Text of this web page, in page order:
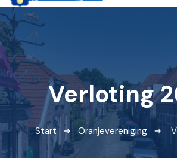
Verloting
Start Oranjevereniging